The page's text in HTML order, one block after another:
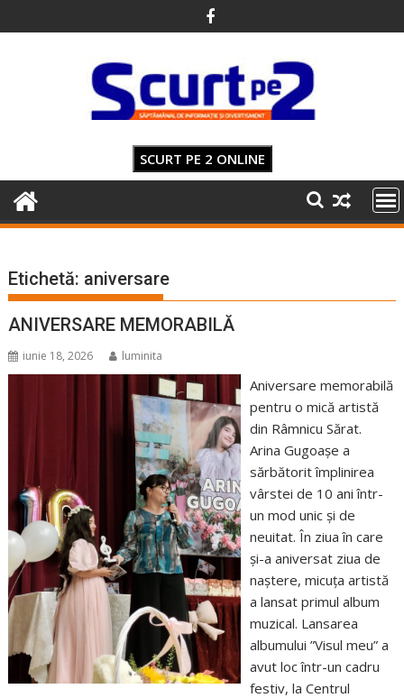
to
SCURT PE 2 ONLINE
Etichetă: aniversare
ANIVERSARE MEMORABILĂ
iunie 18, 2026 luminita
Aniversare memorabilă
pentru o mică artistă
din Râmnicu Sărat.
Arina Gugoașe a
sărbătorit împlinirea
vârstei de 10 ani într-
un mod unic și de
neuitat. În ziua în care
și-a aniversat ziua de
naștere, micuța artistă
a lansat primul album
muzical. Lansarea
albumului ”Visul meu” a
avut loc într-un cadru
festiv, la Centrul